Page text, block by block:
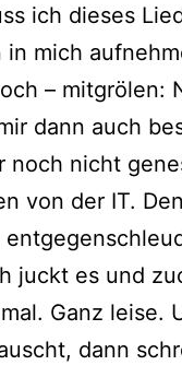
ich dieses
in mich
– mitgrölen:
dann auch
noch nicht
von der IT.
juckt es und
Ganz leise.
dann